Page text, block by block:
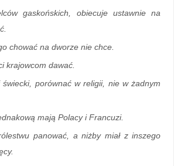
gaskońskich, obiecuje ustawnie na
chować na dworze nie chce.
krajowcom dawać.
porównać w religii, nie w żadnym
mają Polacy i Francuzi.
panować, a niżby miał z inszego